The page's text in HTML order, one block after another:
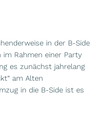
in der B-Side
Rahmen einer Party
es zunächst jahrelang
am Alten
in die B-Side ist es